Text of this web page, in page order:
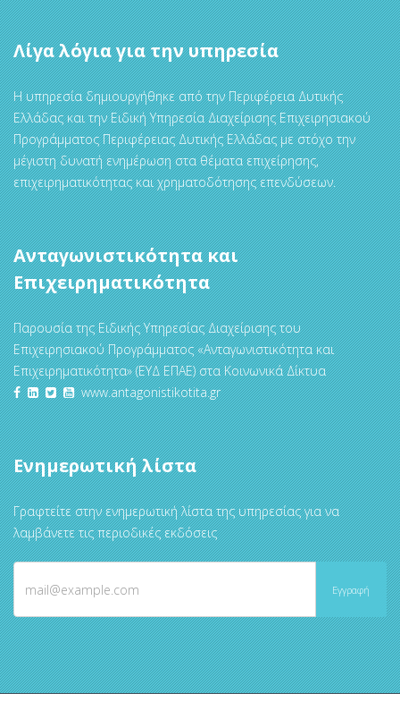
Λίγα λόγια για την υπηρεσία
Η υπηρεσία δημιουργήθηκε από την Περιφέρεια Δυτικής
Ελλάδας και την Ειδική Υπηρεσία Διαχείρισης Επιχειρησιακού
Προγράμματος Περιφέρειας Δυτικής Ελλάδας με στόχο την
μέγιστη δυνατή ενημέρωση στα θέματα επιχείρησης,
επιχειρηματικότητας και χρηματοδότησης επενδύσεων.
Ανταγωνιστικότητα και
Επιχειρηματικότητα
Παρουσία της Ειδικής Υπηρεσίας Διαχείρισης του
Επιχειρησιακού Προγράμματος «Ανταγωνιστικότητα και
Επιχειρηματικότητα» (ΕΥΔ ΕΠΑΕ) στα Κοινωνικά Δίκτυα
www.antagonistikotita.gr
Ενημερωτική λίστα
Γραφτείτε στην ενημερωτική λίστα της υπηρεσίας για να
λαμβάνετε τις περιοδικές εκδόσεις